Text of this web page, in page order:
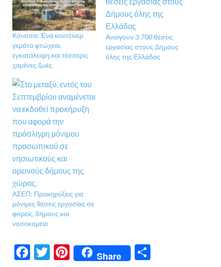
Κόνιτσα: Ένα κοντέινερ
γεμάτο φτώχεια,
εγκατάλειψη και τέσσερις
χαμένες ζωές
Ανοίγουν 3.700 θέσεις
εργασίας στους Δήμους
όλης της Ελλάδας
ΑΣΕΠ: Προκηρύξεις για
μόνιμες θέσεις εργασίας σε
φορείς, δήμους και
νοσοκομεία
F
T
Pi
Share